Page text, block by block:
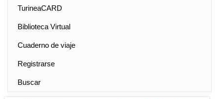
TurineaCARD
Biblioteca Virtual
Cuaderno de viaje
Registrarse
Buscar